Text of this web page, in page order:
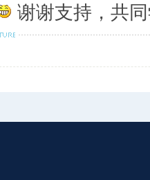
谢谢支持，共